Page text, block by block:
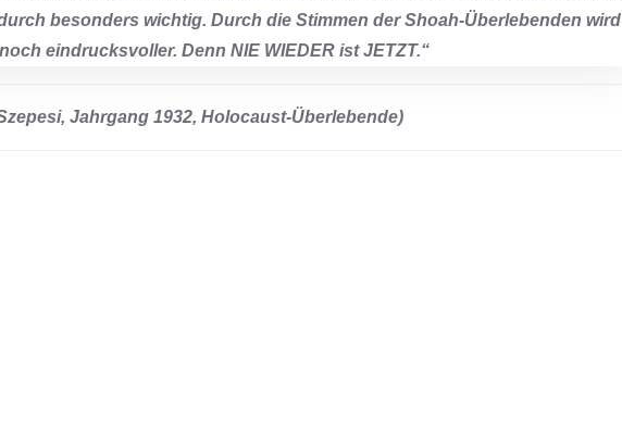
besonders wichtig. Durch die Stimmen der Shoah-Überlebenden wird
eindrucksvoller. Denn NIE WIEDER ist JETZT.“
Jahrgang 1932, Holocaust-Überlebende)